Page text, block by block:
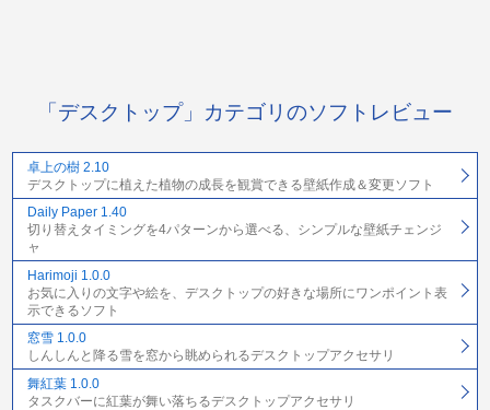
「デスクトップ」カテゴリのソフトレビュー
卓上の樹 2.10
デスクトップに植えた植物の成長を観賞できる壁紙作成＆変更ソフト
Daily Paper 1.40
切り替えタイミングを4パターンから選べる、シンプルな壁紙チェンジ
ャ
Harimoji 1.0.0
お気に入りの文字や絵を、デスクトップの好きな場所にワンポイント表
示できるソフト
窓雪 1.0.0
しんしんと降る雪を窓から眺められるデスクトップアクセサリ
舞紅葉 1.0.0
タスクバーに紅葉が舞い落ちるデスクトップアクセサリ